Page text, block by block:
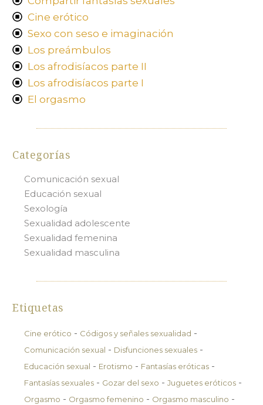
Cine erótico
Sexo con seso e imaginación
Los preámbulos
Los afrodisíacos parte II
Los afrodisíacos parte I
El orgasmo
Categorías
Comunicación sexual
Educación sexual
Sexología
Sexualidad adolescente
Sexualidad femenina
Sexualidad masculina
Etiquetas
Cine erótico - Códigos y señales sexualidad -
Comunicación sexual - Disfunciones sexuales -
Educación sexual - Erotismo - Fantasías eróticas -
Fantasías sexuales - Gozar del sexo - Juguetes eróticos -
Orgasmo - Orgasmo femenino - Orgasmo masculino -